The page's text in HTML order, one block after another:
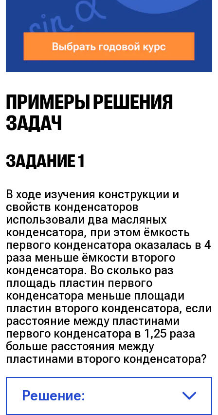
ПРИМЕРЫ РЕШЕНИЯ
ЗАДАЧ
ЗАДАНИЕ 1
В ходе изучения конструкции и
свойств конденсаторов
использовали два масляных
конденсатора, при этом ёмкость
первого конденсатора оказалась в 4
раза меньше ёмкости второго
конденсатора. Во сколько раз
площадь пластин первого
конденсатора меньше площади
пластин второго конденсатора, если
расстояние между пластинами
первого конденсатора в 1,25 раза
больше расстояния между
пластинами второго конденсатора?
Решение: